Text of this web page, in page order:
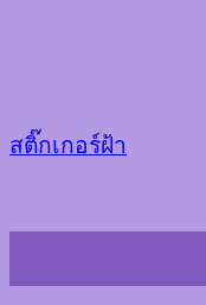
สติ๊กเกอร์ฝ้า